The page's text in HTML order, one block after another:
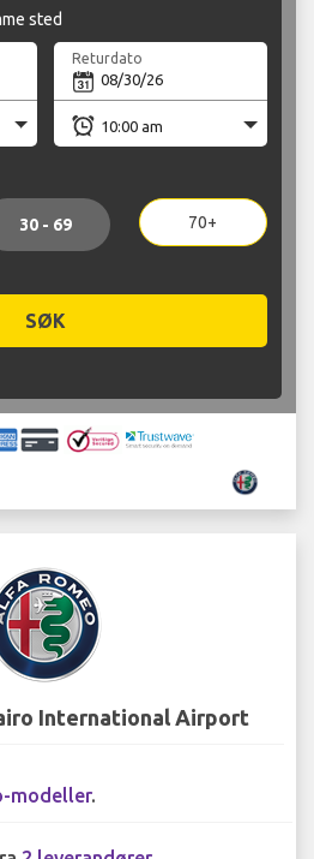
sted
Returdato
30 - 69 70+
SØK
International Airport
modeller.